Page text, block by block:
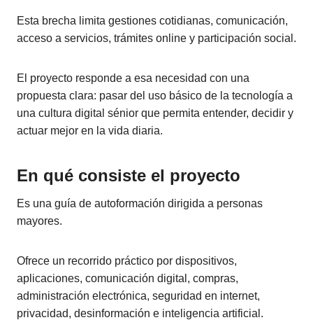
Esta brecha limita gestiones cotidianas, comunicación,
acceso a servicios, trámites online y participación social.
El proyecto responde a esa necesidad con una
propuesta clara: pasar del uso básico de la tecnología a
una cultura digital sénior que permita entender, decidir y
actuar mejor en la vida diaria.
En qué consiste el proyecto
Es una guía de autoformación dirigida a personas
mayores.
Ofrece un recorrido práctico por dispositivos,
aplicaciones, comunicación digital, compras,
administración electrónica, seguridad en internet,
privacidad, desinformación e inteligencia artificial.